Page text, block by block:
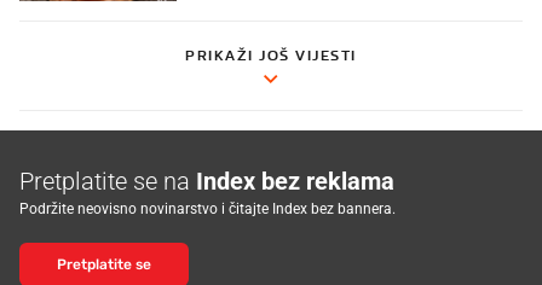
PRIKAŽI JOŠ VIJESTI
Pretplatite se na Index bez reklama
Podržite neovisno novinarstvo i čitajte Index bez bannera.
Pretplatite se